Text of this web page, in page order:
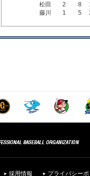
松田
2 8
藤川
1 5
採用情報 プライバシー